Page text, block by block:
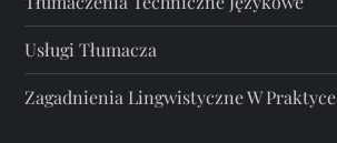
Usługi Tłumacza
Zagadnienia Lingwistyczne W Praktyce